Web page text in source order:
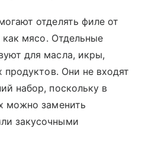
отделять филе от
как мясо. Отдельные
для масла, икры,
продуктов. Они не входят
набор, поскольку в
можно заменить
закусочными